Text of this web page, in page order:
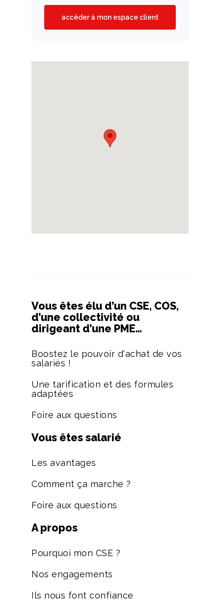
accéder à mon espace client
Vous êtes élu d’un CSE, COS,
d’une collectivité ou
dirigeant d’une PME…
Boostez le pouvoir d'achat de vos
salariés !
Une tarification et des formules
adaptées
Foire aux questions
Vous êtes salarié
Les avantages
Comment ça marche ?
Foire aux questions
A propos
Pourquoi mon CSE ?
Nos engagements
Ils nous font confiance